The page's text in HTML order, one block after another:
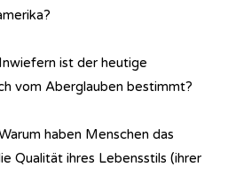
ist der heutige
vom Aberglauben bestimmt?
haben Menschen das
Qualität ihres Lebensstils (ihrer